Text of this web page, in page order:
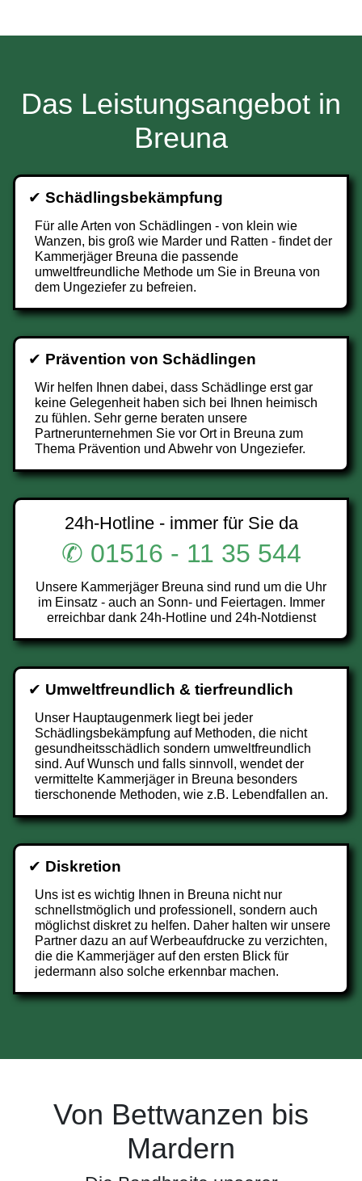
Das Leistungsangebot in
Breuna
✔ Schädlingsbekämpfung
Für alle Arten von Schädlingen - von klein wie
Wanzen, bis groß wie Marder und Ratten - findet der
Kammerjäger Breuna die passende
umweltfreundliche Methode um Sie in Breuna von
dem Ungeziefer zu befreien.
✔ Prävention von Schädlingen
Wir helfen Ihnen dabei, dass Schädlinge erst gar
keine Gelegenheit haben sich bei Ihnen heimisch
zu fühlen. Sehr gerne beraten unsere
Partnerunternehmen Sie vor Ort in Breuna zum
Thema Prävention und Abwehr von Ungeziefer.
24h-Hotline - immer für Sie da
✆ 01516 - 11 35 544
Unsere Kammerjäger Breuna sind rund um die Uhr
im Einsatz - auch an Sonn- und Feiertagen. Immer
erreichbar dank 24h-Hotline und 24h-Notdienst
✔ Umweltfreundlich & tierfreundlich
Unser Hauptaugenmerk liegt bei jeder
Schädlingsbekämpfung auf Methoden, die nicht
gesundheitsschädlich sondern umweltfreundlich
sind. Auf Wunsch und falls sinnvoll, wendet der
vermittelte Kammerjäger in Breuna besonders
tierschonende Methoden, wie z.B. Lebendfallen an.
✔ Diskretion
Uns ist es wichtig Ihnen in Breuna nicht nur
schnellstmöglich und professionell, sondern auch
möglichst diskret zu helfen. Daher halten wir unsere
Partner dazu an auf Werbeaufdrucke zu verzichten,
die die Kammerjäger auf den ersten Blick für
jedermann also solche erkennbar machen.
Von Bettwanzen bis
Mardern